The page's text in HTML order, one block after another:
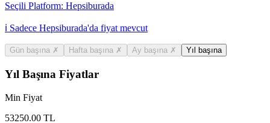
Seçili Platform: Hepsiburada
ℹ️ Sadece Hepsiburada'da fiyat mevcut
Gün başına ✗ Hafta başına ✗ Ay başına ✗ Yıl başına
Yıl Başına Fiyatlar
Min Fiyat
53250.00 TL